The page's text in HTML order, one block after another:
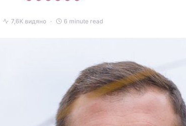
7,6K видяно 6 minute read